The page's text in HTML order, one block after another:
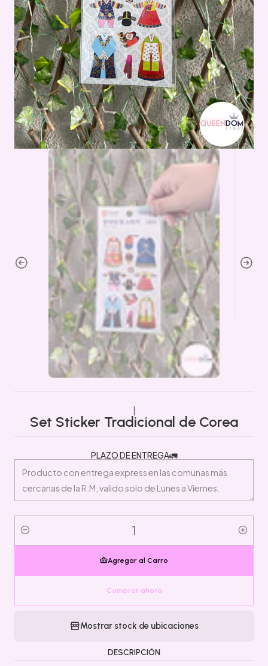
Set Sticker Tradicional de Corea
PLAZO DE ENTREGA🚛
Cantidad
Agregar al Carro
Comprar ahora
Mostrar stock de ubicaciones
DESCRIPCIÓN